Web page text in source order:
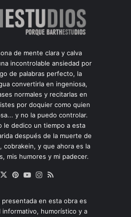
de mente clara y calva
incontrolable ansiedad por
de palabras perfecto, la
convertirla en ingeniosa,
normales y recitarlas en
por doquier como quien
y no la puedo controlar.
le dedico un tiempo a esta
después de la muerte de
cobrakein, y que ahora es la
mis humores y mi padecer.
Facebook
X Pinterest
YouTubeInstagram
presentada en esta obra es
informativo, humorístico y a